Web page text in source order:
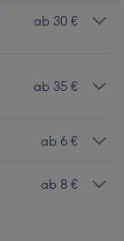
ab 30 €
ab 35 €
ab 6 €
ab 8 €